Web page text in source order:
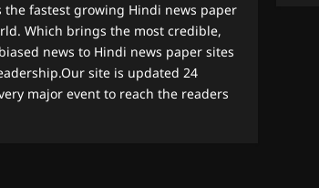
the fastest growing Hindi news paper
Which brings the most credible,
news to Hindi news paper sites
site is updated 24
major event to reach the readers